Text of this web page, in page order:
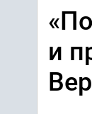
и